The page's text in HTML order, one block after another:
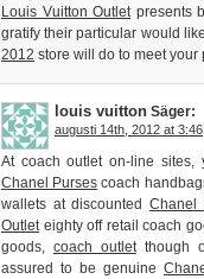
Louis Vuitton Outlet presents
gratify their particular would
2012 store will do to meet your
louis vuitton Säger:
augusti 14th, 2012 at 3:46
At coach outlet on-line
Chanel Purses coach
wallets at discounted Chanel
Outlet eighty off retail coach
goods, coach outletthough
assured to be genuine